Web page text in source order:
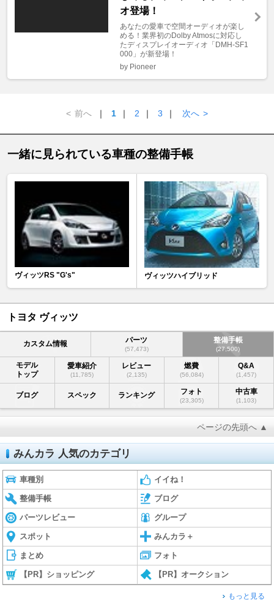
オ登場！
あなたの愛車で空間オーディオが楽し
める！業界初のDolby Atmosに対応し
たディスプレイオーディオ「DMH-SF1
000」が新登場！
by Pioneer
< 前へ ｜ 1 ｜ 2 ｜ 3 ｜ 次へ >
一緒に見られている車種の整備手帳
ヴィッツRS "G's" ヴィッツハイブリッド
トヨタ ヴィッツ
カスタム情報 パーツ
(57,473)
整備手帳
(27,500)
モデル
トップ
愛車紹介
(11,785)
レビュー
(2,135)
燃費
(56,084)
Q&A
(1,457)
ブログ スペック ランキング フォト
(23,305)
中古車
(1,103)
ページの先頭へ ▲
みんカラ 人気のカテゴリ
車種別 イイね！
整備手帳 ブログ
パーツレビュー グループ
スポット みんカラ＋
まとめ フォト
【PR】ショッピング 【PR】オークション
もっと見る